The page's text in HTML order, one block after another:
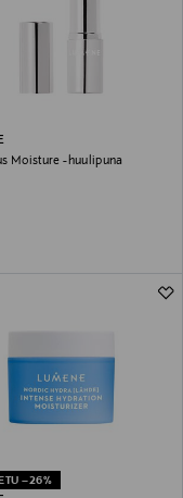
Moisture -huulipuna
–26%